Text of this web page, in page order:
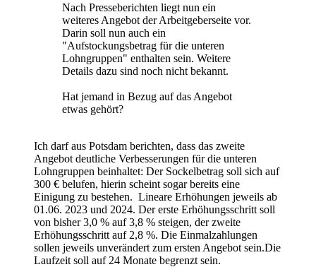
Nach Presseberichten liegt nun ein
weiteres Angebot der Arbeitgeberseite vor.
Darin soll nun auch ein
"Aufstockungsbetrag für die unteren
Lohngruppen" enthalten sein. Weitere
Details dazu sind noch nicht bekannt.
Hat jemand in Bezug auf das Angebot
etwas gehört?
Ich darf aus Potsdam berichten, dass das zweite
Angebot deutliche Verbesserungen für die unteren
Lohngruppen beinhaltet: Der Sockelbetrag soll sich auf
300 € belufen, hierin scheint sogar bereits eine
Einigung zu bestehen. Lineare Erhöhungen jeweils ab
01.06. 2023 und 2024. Der erste Erhöhungsschritt soll
von bisher 3,0 % auf 3,8 % steigen, der zweite
Erhöhungsschritt auf 2,8 %. Die Einmalzahlungen
sollen jeweils unverändert zum ersten Angebot sein.Die
Laufzeit soll auf 24 Monate begrenzt sein.